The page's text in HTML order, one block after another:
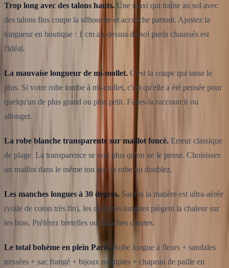
Trop long avec des talons hauts. Une maxi qui traîne au sol avec
des talons fins coupe la silhouette et accroche partout. Ajustez la
longueur en boutique : 1 cm au-dessus du sol pieds chaussés est
l'idéal.
La mauvaise longueur de mi-mollet. C'est la coupe qui tasse le
plus. Si votre robe tombe à mi-mollet, c'est qu'elle a été pensée pour
quelqu'un de plus grand ou plus petit. Faites-la raccourcir ou
allonger.
La robe blanche transparente sur maillot foncé. Erreur classique
de plage. La transparence se voit plus qu'on ne le pense. Choisissez
un maillot dans le même ton que la robe ou doublez.
Les manches longues à 30 degrés. Sauf si la matière est ultra-aérée
(voile de coton très fin), les manches longues piègent la chaleur sur
les bras. Préférez bretelles ou manches courtes.
Le total bohème en plein Paris. Robe longue à fleurs + sandales
tressées + sac frangé + bijoux multiples + chapeau de paille en